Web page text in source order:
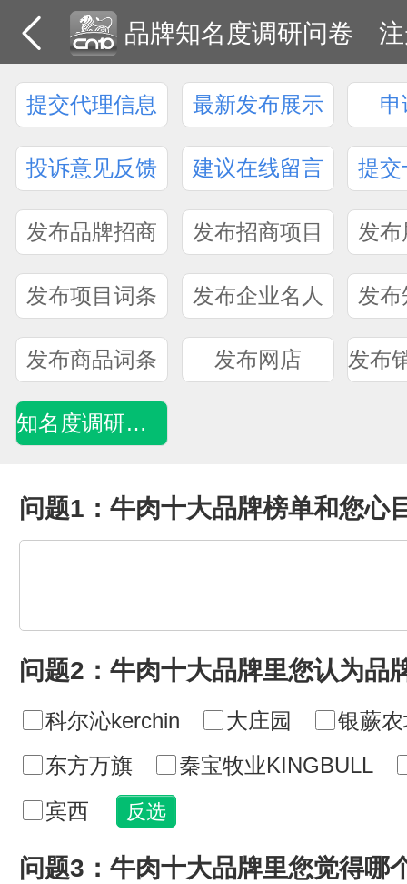
品牌知名度调研问卷
提交代理信息 最新发布展示 申
投诉意见反馈 建议在线留言 提交
发布品牌招商 发布招商项目 发
发布项目词条 发布企业名人 发
发布商品词条 发布网店
知名度调研问卷
问题1：牛肉十大品牌榜单和您心
问题2：牛肉十大品牌里您认为品
科尔沁kerchin 大庄园
银蕨
东方万旗
秦宝牧业KINGBULL
宾西
问题3：牛肉十大品牌里您觉得哪